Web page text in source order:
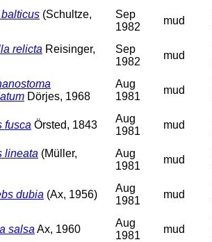
(Schultze,
Sep
1982
mud
relicta Reisinger,
Sep
1982
mud
Dörjes, 1968
Aug
1981
mud
fusca Örsted, 1843
Aug
1981
mud
lineata (Müller,
Aug
1981
mud
dubia (Ax, 1956)
Aug
1981
mud
salsa Ax, 1960
Aug
1981
mud